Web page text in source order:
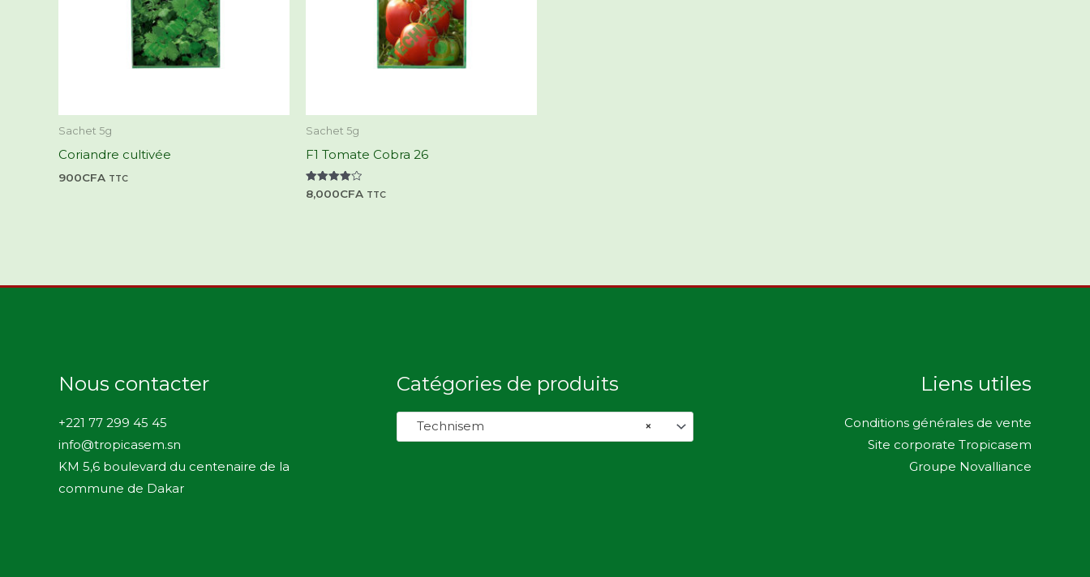
Sachet 5g
Coriandre cultivée
900CFA TTC
Sachet 5g
F1 Tomate Cobra 26
Note
4.00
8,000CFA TTC
Nous contacter
+221 77 299 45 45
info@tropicasem.sn
KM 5,6 boulevard du centenaire de la
commune de Dakar
Catégories de produits
×
Technisem
Liens utiles
Conditions générales de vente
Site corporate Tropicasem
Groupe Novalliance